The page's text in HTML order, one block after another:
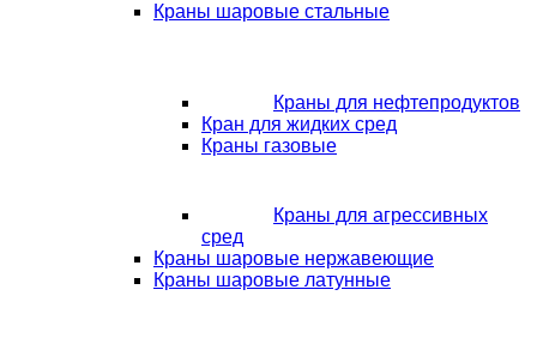
Краны шаровые стальные
Краны для нефтепродуктов
Кран для жидких сред
Краны газовые
Краны для агрессивных
сред
Краны шаровые нержавеющие
Краны шаровые латунные